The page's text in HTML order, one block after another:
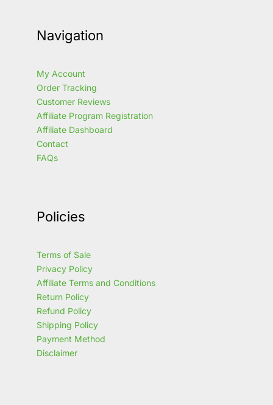
Navigation
My Account
Order Tracking
Customer Reviews
Affiliate Program Registration
Affiliate Dashboard
Contact
FAQs
Policies
Terms of Sale
Privacy Policy
Affiliate Terms and Conditions
Return Policy
Refund Policy
Shipping Policy
Payment Method
Disclaimer